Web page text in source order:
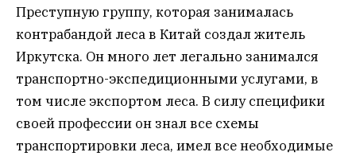
Преступную группу, которая занималась
контрабандой леса в Китай создал житель
Иркутска. Он много лет легально занимался
транспортно-экспедиционными услугами, в
том числе экспортом леса. В силу специфики
своей профессии он знал все схемы
транспортировки леса, имел все необходимые